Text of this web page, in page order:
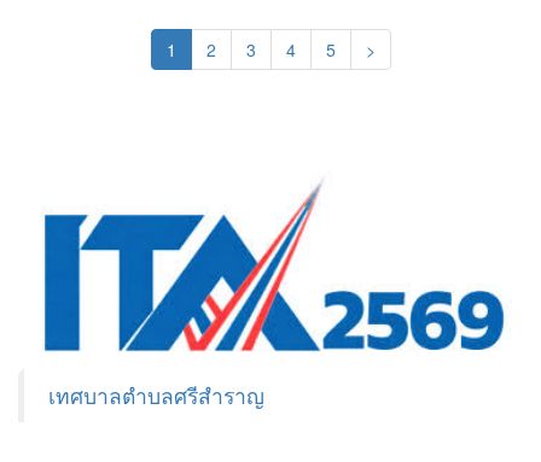
1 (current)
2 3 4 5 >
เทศบาลตำบลศรีสำราญ